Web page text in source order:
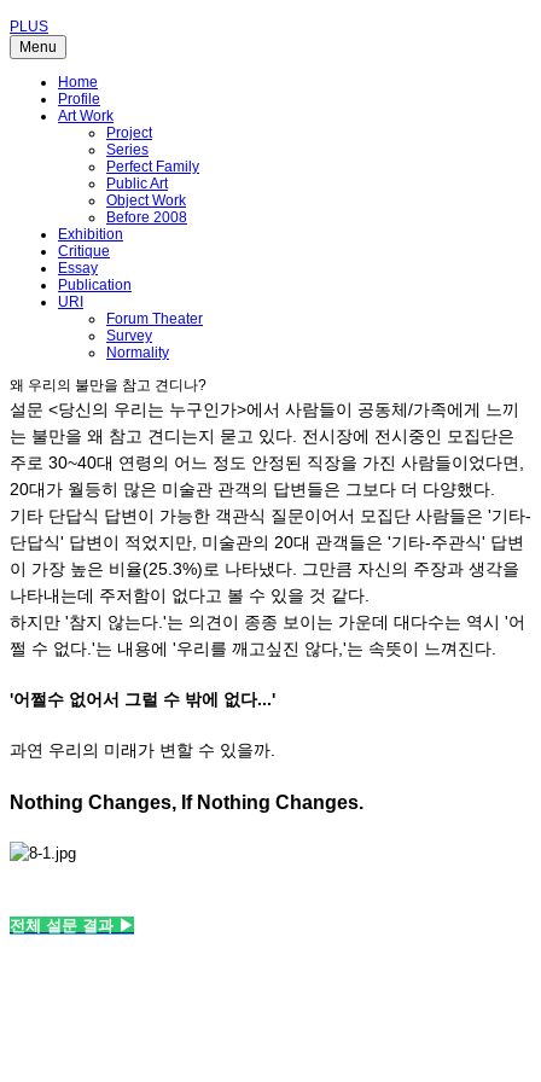
PLUS
Menu
Home
Profile
Art Work
Project
Series
Perfect Family
Public Art
Object Work
Before 2008
Exhibition
Critique
Essay
Publication
URI
Forum Theater
Survey
Normality
왜 우리의 불만을 참고 견디나?
설문 <당신의 우리는 누구인가>에서 사람들이 공동체/가족에게 느끼
는 불만을 왜 참고 견디는지 묻고 있다. 전시장에 전시중인 모집단은
주로 30~40대 연령의 어느 정도 안정된 직장을 가진 사람들이었다면,
20대가 월등히 많은 미술관 관객의 답변들은 그보다 더 다양했다.
기타 단답식 답변이 가능한 객관식 질문이어서 모집단 사람들은 '기타-
단답식' 답변이 적었지만, 미술관의 20대 관객들은 '기타-주관식' 답변
이 가장 높은 비율(25.3%)로 나타냈다. 그만큼 자신의 주장과 생각을
나타내는데 주저함이 없다고 볼 수 있을 것 같다.
하지만 '참지 않는다.'는 의견이 종종 보이는 가운데 대다수는 역시 '어
쩔 수 없다.'는 내용에 '우리를 깨고싶진 않다,'는 속뜻이 느껴진다.
'어쩔수 없어서 그럴 수 밖에 없다...'
과연 우리의 미래가 변할 수 있을까.
Nothing Changes, If Nothing Changes.
전체 설문 결과 ▶